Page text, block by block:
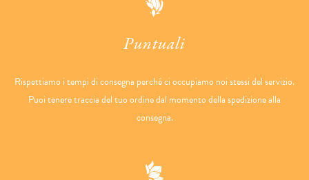
Puntuali
Rispettiamo i tempi di consegna perché ci occupiamo noi stessi del servizio.
Puoi tenere traccia del tuo ordine dal momento della spedizione alla
consegna.